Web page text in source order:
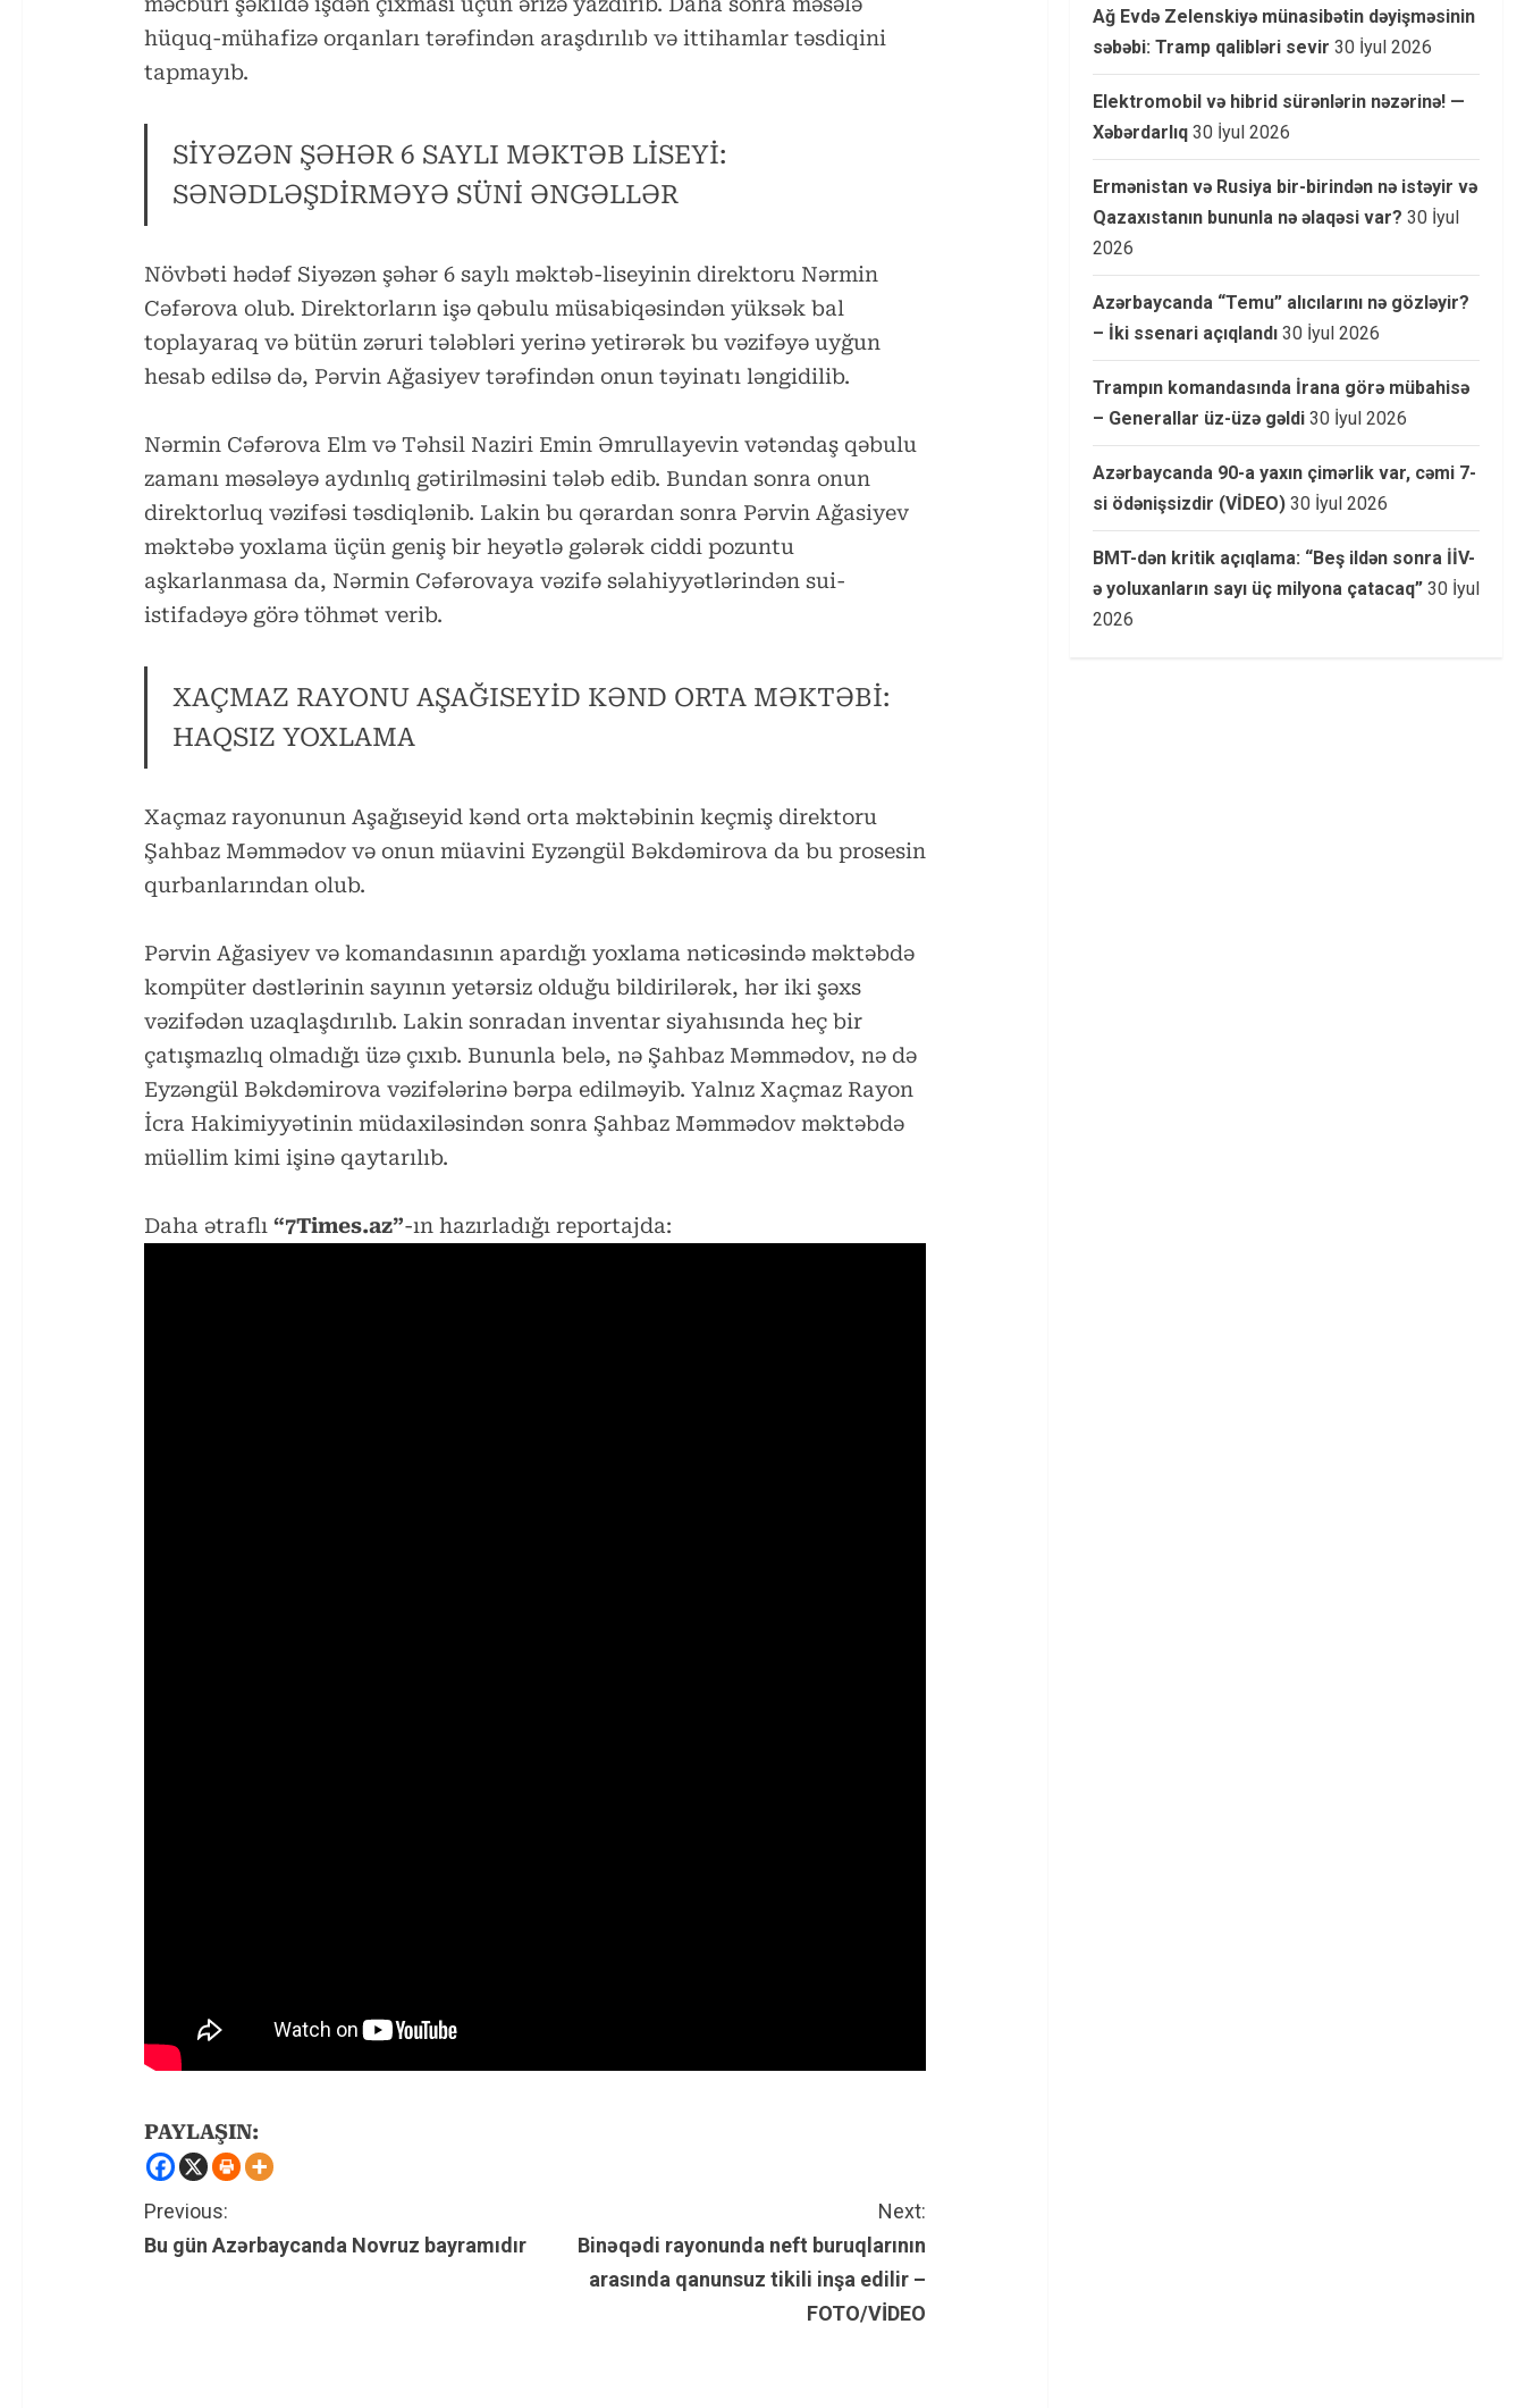
hüquq-mühafizə orqanları tərəfindən araşdırılıb və ittihamlar təsdiqini
tapmayıb.
SİYƏZƏN ŞƏHƏR 6 SAYLI MƏKTƏB LİSEYİ:
SƏNƏDLƏŞDİRMƏYƏ SÜNİ ƏNGƏLLƏR
Növbəti hədəf Siyəzən şəhər 6 saylı məktəb-liseyinin direktoru Nərmin
Cəfərova olub. Direktorların işə qəbulu müsabiqəsindən yüksək bal
toplayaraq və bütün zəruri tələbləri yerinə yetirərək bu vəzifəyə uyğun
hesab edilsə də, Pərvin Ağasiyev tərəfindən onun təyinatı ləngidilib.
Nərmin Cəfərova Elm və Təhsil Naziri Emin Əmrullayevin vətəndaş qəbulu
zamanı məsələyə aydınlıq gətirilməsini tələb edib. Bundan sonra onun
direktorluq vəzifəsi təsdiqlənib. Lakin bu qərardan sonra Pərvin Ağasiyev
məktəbə yoxlama üçün geniş bir heyətlə gələrək ciddi pozuntu
aşkarlanmasa da, Nərmin Cəfərovaya vəzifə səlahiyyətlərindən sui-
istifadəyə görə töhmət verib.
XAÇMAZ RAYONU AŞAĞISEYİD KƏND ORTA MƏKTƏBİ:
HAQSIZ YOXLAMA
Xaçmaz rayonunun Aşağıseyid kənd orta məktəbinin keçmiş direktoru
Şahbaz Məmmədov və onun müavini Eyzəngül Bəkdəmirova da bu prosesin
qurbanlarından olub.
Pərvin Ağasiyev və komandasının apardığı yoxlama nəticəsində məktəbdə
kompüter dəstlərinin sayının yetərsiz olduğu bildirilərək, hər iki şəxs
vəzifədən uzaqlaşdırılıb. Lakin sonradan inventar siyahısında heç bir
çatışmazlıq olmadığı üzə çıxıb. Bununla belə, nə Şahbaz Məmmədov, nə də
Eyzəngül Bəkdəmirova vəzifələrinə bərpa edilməyib. Yalnız Xaçmaz Rayon
İcra Hakimiyyətinin müdaxiləsindən sonra Şahbaz Məmmədov məktəbdə
müəllim kimi işinə qaytarılıb.
Daha ətraflı “7Times.az”-ın hazırladığı reportajda:
PAYLAŞIN:
C
o
Previous:
Bu gün Azərbaycanda Novruz bayramıdır
Next:
Binəqədi rayonunda neft buruqlarının
arasında qanunsuz tikili inşa edilir –
FOTO/VİDEO
Ağ Evdə Zelenskiyə münasibətin dəyişməsinin
səbəbi: Tramp qalibləri sevir 30 İyul 2026
Elektromobil və hibrid sürənlərin nəzərinə! —
Xəbərdarlıq 30 İyul 2026
Ermənistan və Rusiya bir-birindən nə istəyir və
Qazaxıstanın bununla nə əlaqəsi var? 30 İyul
2026
Azərbaycanda “Temu” alıcılarını nə gözləyir?
– İki ssenari açıqlandı 30 İyul 2026
Trampın komandasında İrana görə mübahisə
– Generallar üz-üzə gəldi 30 İyul 2026
Azərbaycanda 90-a yaxın çimərlik var, cəmi 7-
si ödənişsizdir (VİDEO) 30 İyul 2026
BMT-dən kritik açıqlama: “Beş ildən sonra İİV-
ə yoluxanların sayı üç milyona çatacaq” 30 İyul
2026